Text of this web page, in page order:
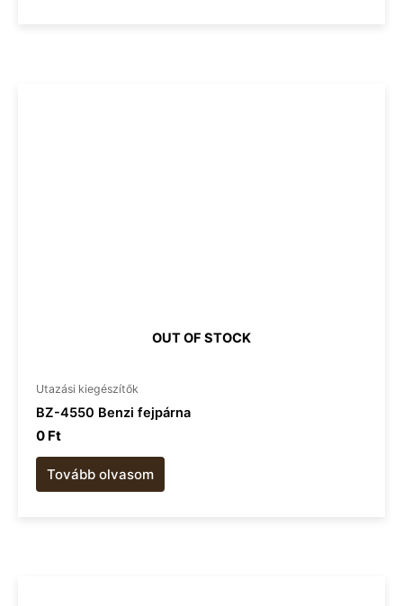
OUT OF STOCK
Utazási kiegészítők
BZ-4550 Benzi fejpárna
0 Ft
Tovább olvasom